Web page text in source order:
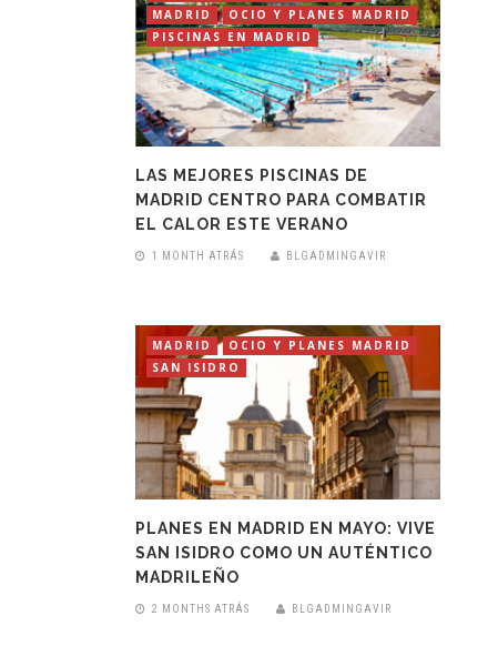
MADRID
OCIO Y PLANES MADRID
PISCINAS EN MADRID
LAS MEJORES PISCINAS DE
MADRID CENTRO PARA COMBATIR
EL CALOR ESTE VERANO
1 MONTH ATRÁS BLGADMINGAVIR
MADRID
OCIO Y PLANES MADRID
SAN ISIDRO
PLANES EN MADRID EN MAYO: VIVE
SAN ISIDRO COMO UN AUTÉNTICO
MADRILEÑO
2 MONTHS ATRÁS BLGADMINGAVIR